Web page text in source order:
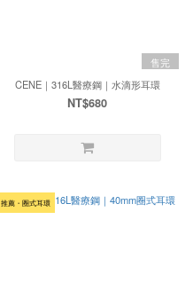
售完
CENE｜316L醫療鋼｜水滴形耳環
NT$680
推薦・圈式耳環